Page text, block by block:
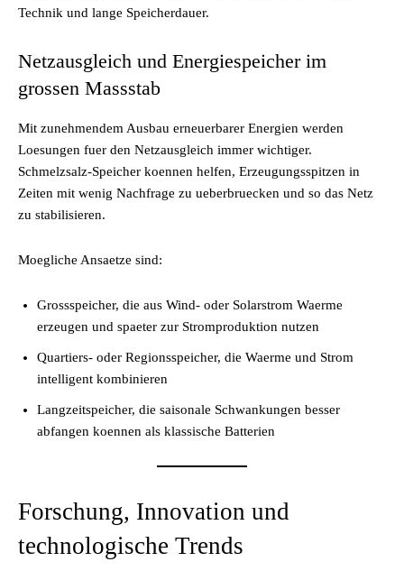
Technik und lange Speicherdauer.
Netzausgleich und Energiespeicher im
grossen Massstab
Mit zunehmendem Ausbau erneuerbarer Energien werden
Loesungen fuer den Netzausgleich immer wichtiger.
Schmelzsalz-Speicher koennen helfen, Erzeugungsspitzen in
Zeiten mit wenig Nachfrage zu ueberbruecken und so das Netz
zu stabilisieren.
Moegliche Ansaetze sind:
Grossspeicher, die aus Wind- oder Solarstrom Waerme
erzeugen und spaeter zur Stromproduktion nutzen
Quartiers- oder Regionsspeicher, die Waerme und Strom
intelligent kombinieren
Langzeitspeicher, die saisonale Schwankungen besser
abfangen koennen als klassische Batterien
Forschung, Innovation und
technologische Trends